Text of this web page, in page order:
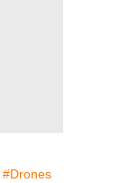
#Drones